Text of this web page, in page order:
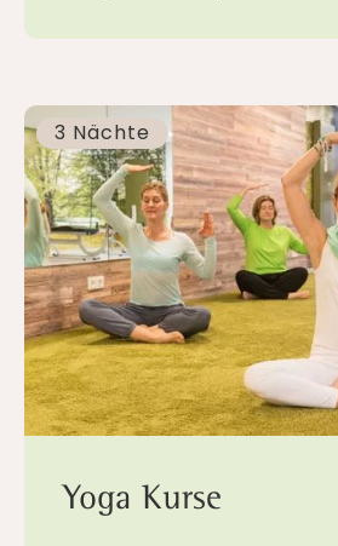
3 Nächte
Yoga Kurse